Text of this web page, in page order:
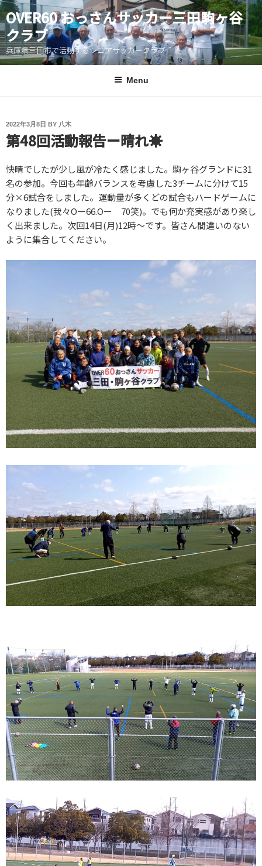
Skip
to
content
OVER60 おっさんサッカー三田駒ヶ谷
クラブ
兵庫県三田市で活動するシニアサッカークラブ
Menu
POSTED
ON
2022年3月8日 BY 八木
第48回活動報告ー晴れ☀️
快晴でしたが少し風が冷たく感じました。駒ヶ谷グランドに31
名の参加。今回も年齢バランスを考慮した3チームに分けて15
分×6試合をしました。運動量が多くどの試合もハードゲームに
なりました(我々Oー66.Oー 70笑)。でも何か充実感があり楽し
く出来ました。次回14日(月)12時～です。皆さん間違いのない
ように集合してください。